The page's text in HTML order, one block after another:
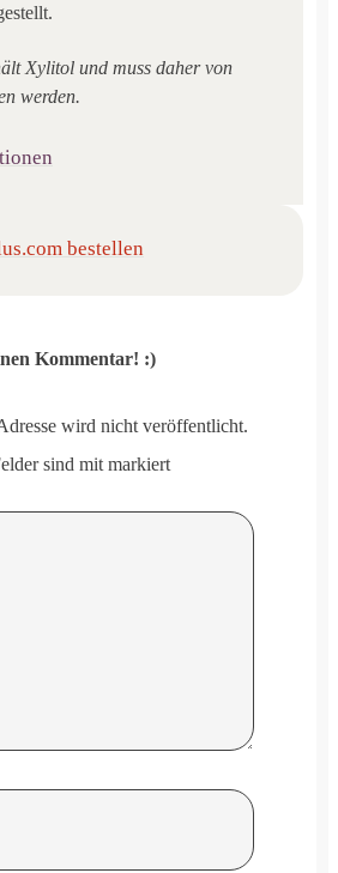
Xylitol und muss daher von
werden.
bestellen
Kommentar! :)
wird nicht veröffentlicht.
sind mit markiert